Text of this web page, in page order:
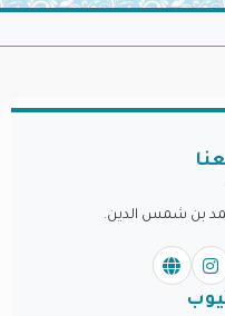
بن شمس الدين.